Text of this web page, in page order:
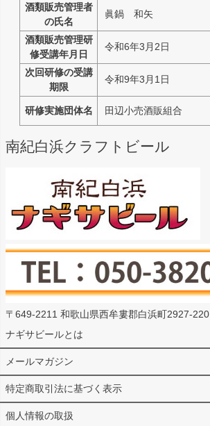
酒類販売管理者
の氏名
眞鍋 和矢
酒類販売管理研
修受講年月日
令和6年3月2日
次回研修の受講
期限
令和9年3月1日
研修実施団体名 田辺小売酒販組合
南紀白浜クラフトビール
〒649-2211 和歌山県西牟婁郡白浜町2927-220
ナギサビールとは
メールマガジン
特定商取引法に基づく表示
個人情報の取扱